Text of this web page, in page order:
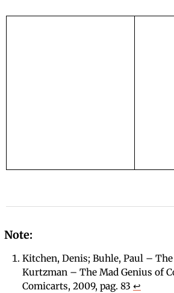
Kitchen, Denis; Buhle, Paul –
Kurtzman – The Mad Genius of
Comicarts, 2009, pag. 83 ↩